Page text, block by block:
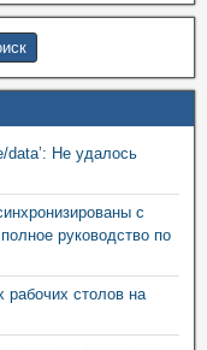
data’: Не удалось
с
руководство по
рабочих столов на